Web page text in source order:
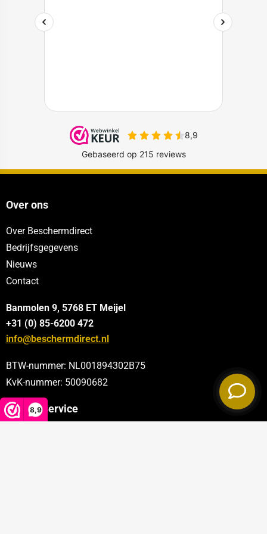
8,9
Over ons
Over Beschermdirect
Bedrijfsgegevens
Nieuws
Contact
Banmolen 9, 5768 ET Meijel
+31 (0) 85-6200 472
info@beschermdirect.nl
BTW-nummer: NL001894302B75
KvK-nummer: 50090682
Klantenservice